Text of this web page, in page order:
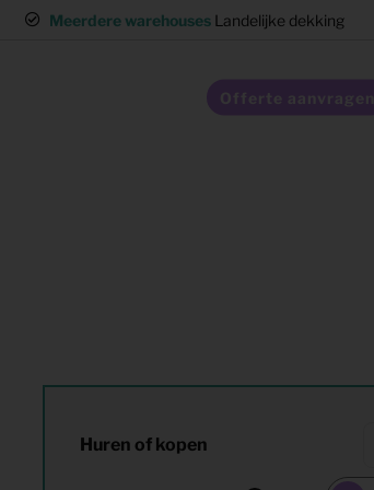
Meerdere warehouses Landelijke dekking
Offerte aanvragen
Studentenhuisvesting
Co-living
Huren of kopen